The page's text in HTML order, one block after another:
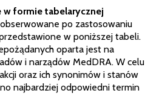
w formie tabelarycznej
po zastosowaniu
w poniższej tabeli.
oparta jest na
i narządów MedDRA. W celu
oraz ich synonimów i stanów
najbardziej odpowiedni termin